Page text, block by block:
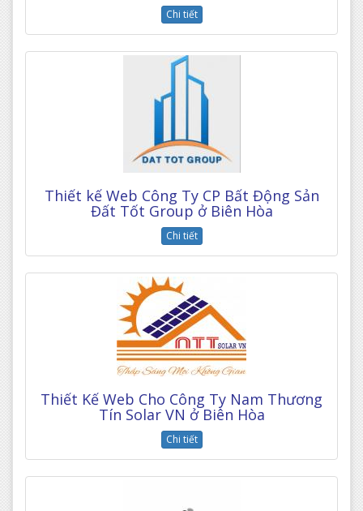
Chi tiết
Thiết kế Web Công Ty CP Bất Động Sản
Đất Tốt Group ở Biên Hòa
Chi tiết
Thiết Kế Web Cho Công Ty Nam Thương
Tín Solar VN ở Biên Hòa
Chi tiết